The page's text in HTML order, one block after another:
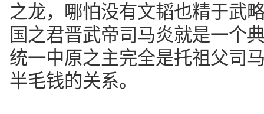
之龙，哪怕没有文韬也精于武
国之君晋武帝司马炎就是一个
统一中原之主完全是托祖父司
半毛钱的关系。